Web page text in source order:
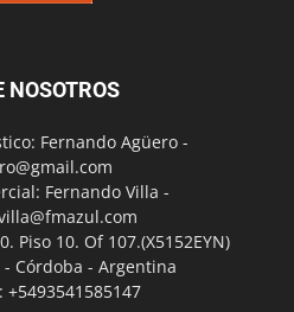
NOSOTROS
Fernando Agüero -
Fernando Villa -
Piso 10. Of 107.(X5152EYN)
- Córdoba - Argentina
+5493541585147